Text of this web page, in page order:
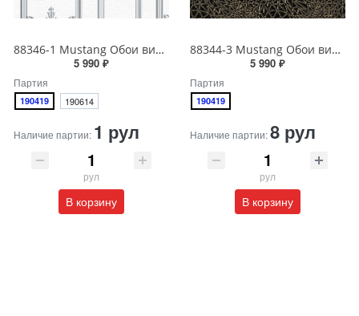
88346-1 Mustang Обои виниловые на бумажной основе 1.06*15.6
5 990 ₽
Партия
190419 190614
Наличие партии: 1 рул
рул
В корзину
88344-3 Mustang Обои виниловые на бумажной основе 1.06*15.6
5 990 ₽
Партия
190419
Наличие партии:8 рул
рул
В корзину